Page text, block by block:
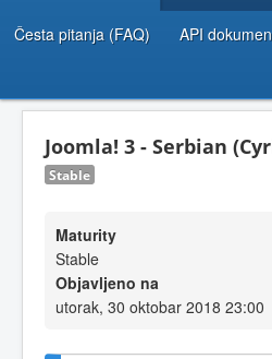
Česta pitanja (FAQ) API
Joomla! 3 - Serbian
Stable
Maturity
Stable
Objavljeno na
utorak, 30 oktobar 2018 23:00